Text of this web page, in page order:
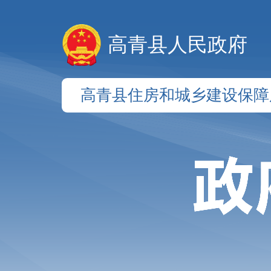
高青县人民政府
高青县住房和城乡建设保